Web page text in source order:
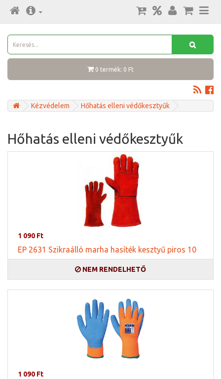
0 termék: 0 Ft
Kézvédelem Hőhatás elleni védőkesztyűk
Hőhatás elleni védőkesztyűk
1 090 Ft
EP 2631 Szikraálló marha hasíték kesztyű piros 10
NEM RENDELHETŐ
1 090 Ft